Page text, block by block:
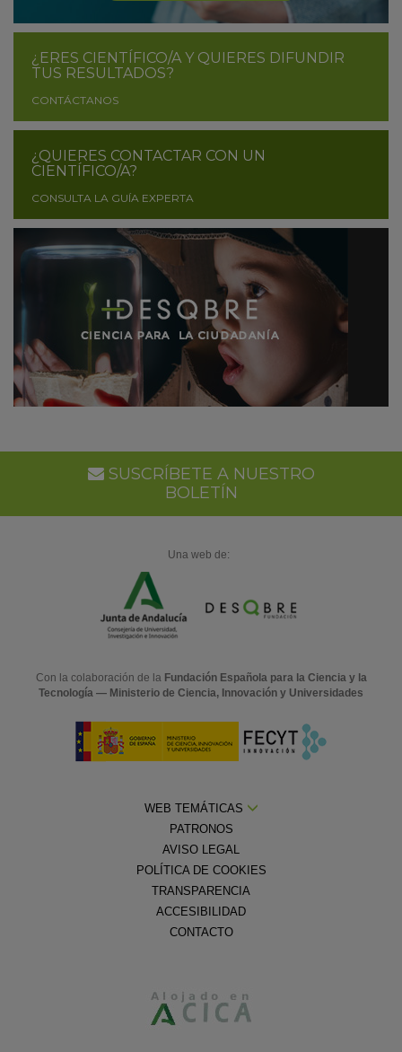
¿ERES CIENTÍFICO/A Y QUIERES DIFUNDIR
TUS RESULTADOS?
CONTÁCTANOS
¿QUIERES CONTACTAR CON UN
CIENTÍFICO/A?
CONSULTA LA GUÍA EXPERTA
SUSCRÍBETE A NUESTRO
BOLETÍN
Una web de:
Con la colaboración de la Fundación Española para la Ciencia y la
Tecnología — Ministerio de Ciencia, Innovación y Universidades
WEB TEMÁTICAS
PATRONOS
AVISO LEGAL
POLÍTICA DE COOKIES
TRANSPARENCIA
ACCESIBILIDAD
CONTACTO